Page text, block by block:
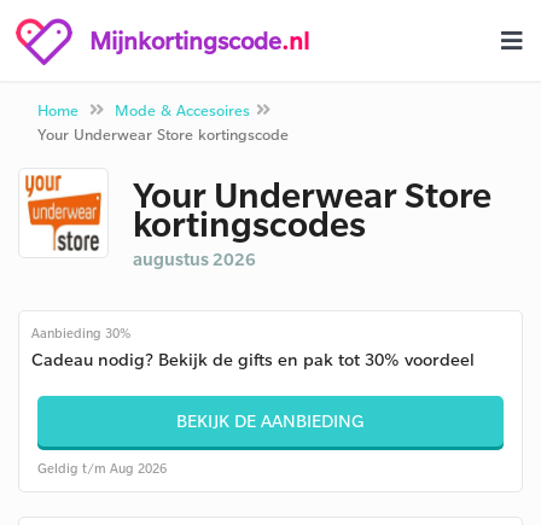
Mijnkortingscode.nl
Home
Mode & Accesoires
Your Underwear Store kortingscode
Your Underwear Store
kortingscodes
augustus 2026
Aanbieding 30%
Cadeau nodig? Bekijk de gifts en pak tot 30% voordeel
BEKIJK DE AANBIEDING
Geldig t/m Aug 2026